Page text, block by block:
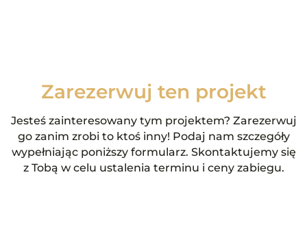
Zarezerwuj ten projekt
Jesteś zainteresowany tym projektem? Zarezerwuj
go zanim zrobi to ktoś inny! Podaj nam szczegóły
wypełniając poniższy formularz. Skontaktujemy się
z Tobą w celu ustalenia terminu i ceny zabiegu.